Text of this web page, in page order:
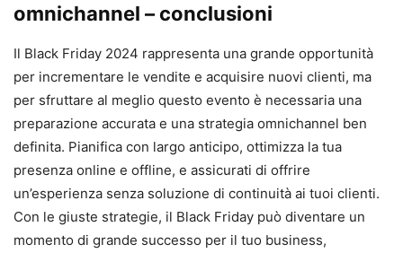
omnichannel – conclusioni
Il Black Friday 2024 rappresenta una grande opportunità
per incrementare le vendite e acquisire nuovi clienti, ma
per sfruttare al meglio questo evento è necessaria una
preparazione accurata e una strategia omnichannel ben
definita. Pianifica con largo anticipo, ottimizza la tua
presenza online e offline, e assicurati di offrire
un’esperienza senza soluzione di continuità ai tuoi clienti.
Con le giuste strategie, il Black Friday può diventare un
momento di grande successo per il tuo business,